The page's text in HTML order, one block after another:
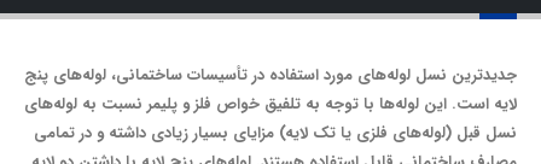
جدیدترین نسل لوله‌های مورد استفاده در تأسیسات ساختمانی، لوله‌های پنج
لایه است. این لوله‌ها با توجه به تلفیق خواص فلز و پلیمر نسبت به لوله‌های
نسل قبل (لوله‌های فلزی یا تک لایه) مزایای بسیار زیادی داشته و در تمامی